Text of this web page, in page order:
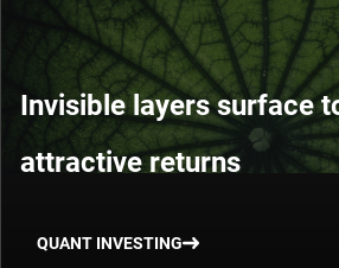
Invisible layers surface
attractive returns
QUANT INVESTING